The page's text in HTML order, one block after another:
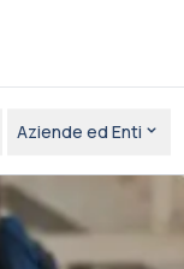
Aziende ed Enti